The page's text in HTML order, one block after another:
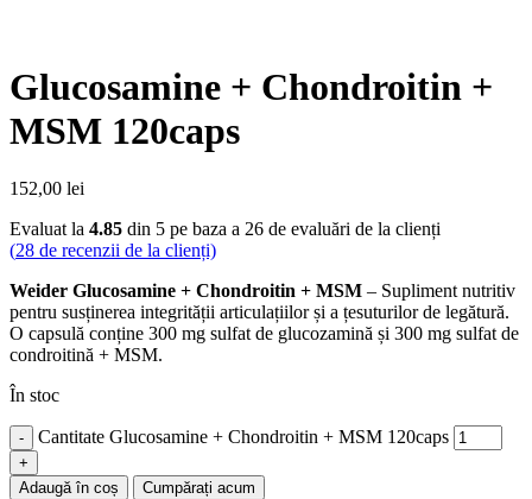
Glucosamine + Chondroitin +
MSM 120caps
152,00 lei
Evaluat la 4.85 din 5 pe baza a 26 de evaluări de la clienți
(28 de recenzii de la clienți)
Weider Glucosamine + Chondroitin + MSM – Supliment nutritiv
pentru susținerea integrității articulațiilor și a țesuturilor de legătură.
O capsulă conține 300 mg sulfat de glucozamină și 300 mg sulfat de
condroitină + MSM.
În stoc
Cantitate Glucosamine + Chondroitin + MSM 120caps
Adaugă în coș Cumpărați acum